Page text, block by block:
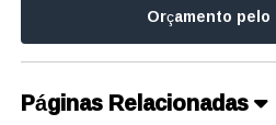
Orçamento
Páginas Relacionadas